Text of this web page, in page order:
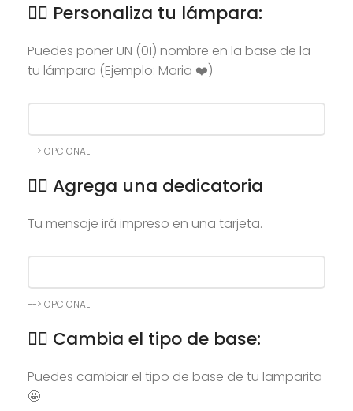
👉🏻 Personaliza tu lámpara:
Puedes poner UN (01) nombre en la base de la
tu lámpara (Ejemplo: Maria ❤️)
--> OPCIONAL
👉🏻 Agrega una dedicatoria
Tu mensaje irá impreso en una tarjeta.
--> OPCIONAL
👉🏻 Cambia el tipo de base:
Puedes cambiar el tipo de base de tu lamparita
🤩